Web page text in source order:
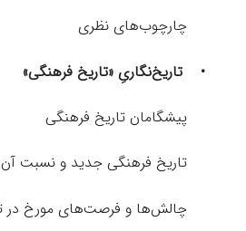
چارچوب‌های نظری
• تاریخ‌نگاریِ «تاریخ فرهنگی»
پیشگامان تاریخ فرهنگی
تاریخ فرهنگی جدید و نسبت آن
چالش‌ها و فرصت‌های مورخ در